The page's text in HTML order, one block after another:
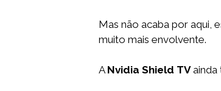
Mas não acaba por aqui,
muito mais envolvente.
A Nvidia Shield TVainda